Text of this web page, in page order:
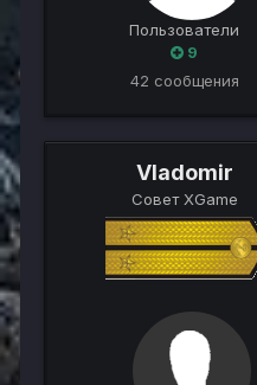
Пользователи
9
42 сообщения
Vladomir
Совет XGame